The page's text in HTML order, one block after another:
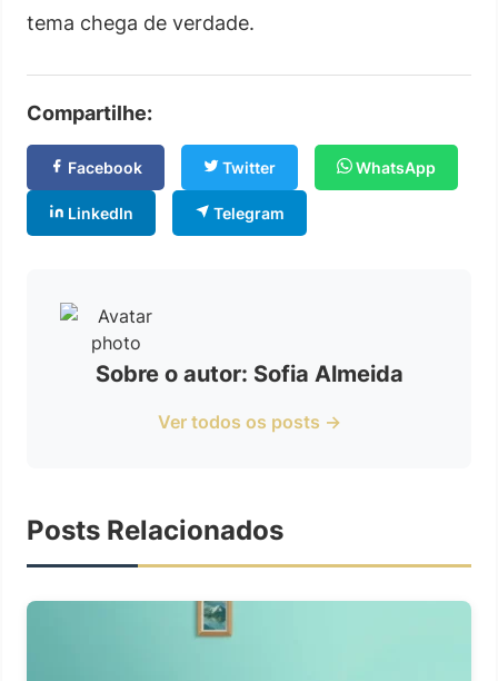
tema chega de verdade.
Compartilhe:
Facebook Twitter WhatsApp
LinkedIn Telegram
Sobre o autor: Sofia Almeida
Ver todos os posts →
Posts Relacionados